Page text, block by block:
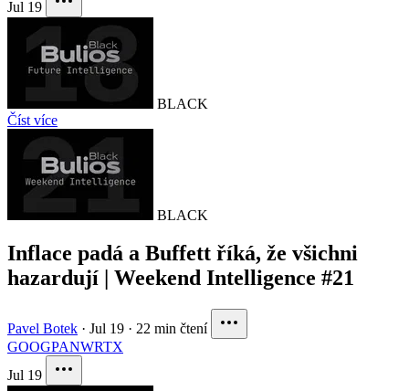
Jul 19
BLACK
Číst více
BLACK
Inflace padá a Buffett říká, že všichni
hazardují | Weekend Intelligence #21
Pavel Botek · Jul 19 · 22 min čtení
GOOGPANWRTX
Jul 19